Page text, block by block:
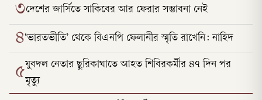
৩দেশের জার্সিতে সাকিবের আর ফেরার সম্ভাবনা নেই
৪‘ভারতভীতি’ থেকে বিএনপি ফেলানীর স্মৃতি রাখেনি: নাহিদ
৫যুবদল নেতার ছুরিকাঘাতে আহত শিবিরকর্মীর ৪৭ দিন পর
মৃত্যু